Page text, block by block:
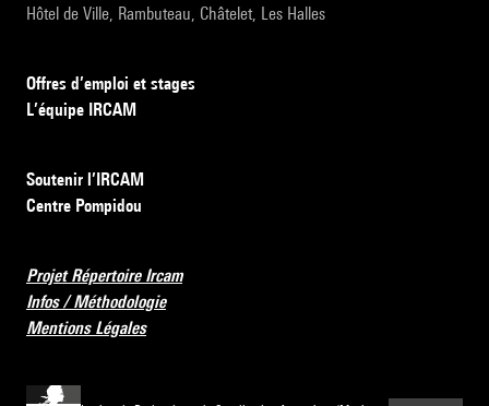
Hôtel de Ville, Rambuteau, Châtelet, Les Halles
Offres d’emploi et stages
L’équipe IRCAM
Soutenir l’IRCAM
Centre Pompidou
Projet Répertoire Ircam
Infos / Méthodologie
Mentions Légales